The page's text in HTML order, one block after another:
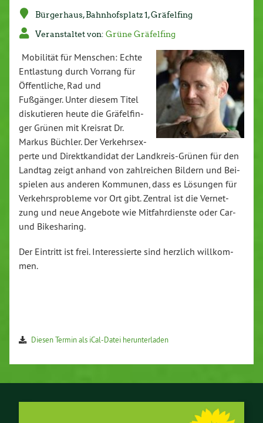
Bür­ger­haus, Bahn­hofs­platz 1, Grä­fel­fing
Ver­an­stal­tet von:Grüne Grä­fel­fing
Mobilität für Menschen: Echte
Ent­las­tung durch Vorrang für
Öf­fent­li­che, Rad und
Fußgänger. Unter diesem Titel
dis­ku­tie­ren heute die Grä­fel­fin­
ger Grünen mit Kreisrat Dr.
Markus Büchler. Der Ver­kehrs­ex­
per­te und Di­rekt­kan­di­dat der Land­kreis-Grü­nen für den
Landtag zeigt anhand von zahl­rei­chen Bildern und Bei­
spie­len aus anderen Kommunen, dass es Lösungen für
Ver­kehrs­pro­ble­me vor Ort gibt. Zentral ist die Ver­net­
zung und neue Angebote wie Mit­fahr­diens­te oder Car-
und Bikesha­ring.
Der Eintritt ist frei. In­ter­es­sier­te sind herzlich will­kom­
men.
Diesen Termin als iCal-Da­tei her­un­ter­la­den